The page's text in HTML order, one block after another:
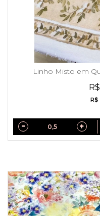
Linho Misto em
R$